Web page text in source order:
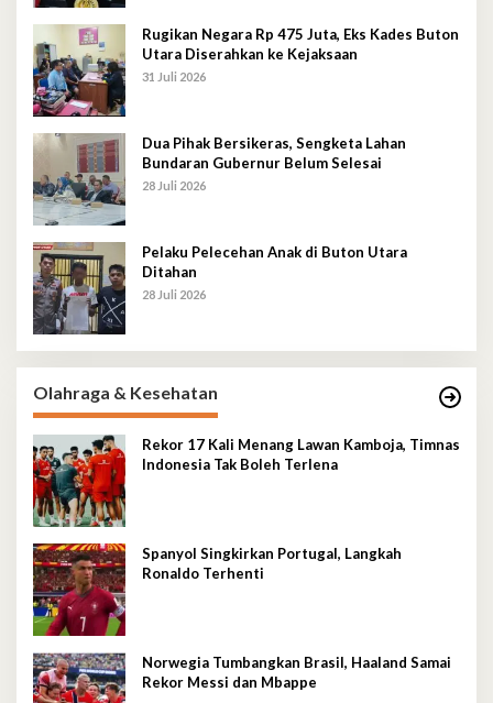
Rugikan Negara Rp 475 Juta, Eks Kades Buton
Utara Diserahkan ke Kejaksaan
31 Juli 2026
Dua Pihak Bersikeras, Sengketa Lahan
Bundaran Gubernur Belum Selesai
28 Juli 2026
Pelaku Pelecehan Anak di Buton Utara
Ditahan
28 Juli 2026
Olahraga & Kesehatan
Rekor 17 Kali Menang Lawan Kamboja, Timnas
Indonesia Tak Boleh Terlena
Spanyol Singkirkan Portugal, Langkah
Ronaldo Terhenti
Norwegia Tumbangkan Brasil, Haaland Samai
Rekor Messi dan Mbappe